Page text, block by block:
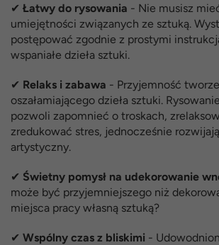
✔ Łatwy do rysowania - Nie musisz
umiejętności związanych ze sztuką.
postępować zgodnie z prostymi
wspaniałe dzieła sztuki.
✔ Relaks i zabawa - Przyjemność
oszałamiającego dzieła sztuki.
pozwoli zapomnieć o troskach,
zredukować stres, jednocześnie
artystyczny.
✔ Świetny pomysł na udekorowanie
może być przyjemniejszego niż
miejsca pracy własną sztuką?
✔ Wspólny czas z bliskimi -